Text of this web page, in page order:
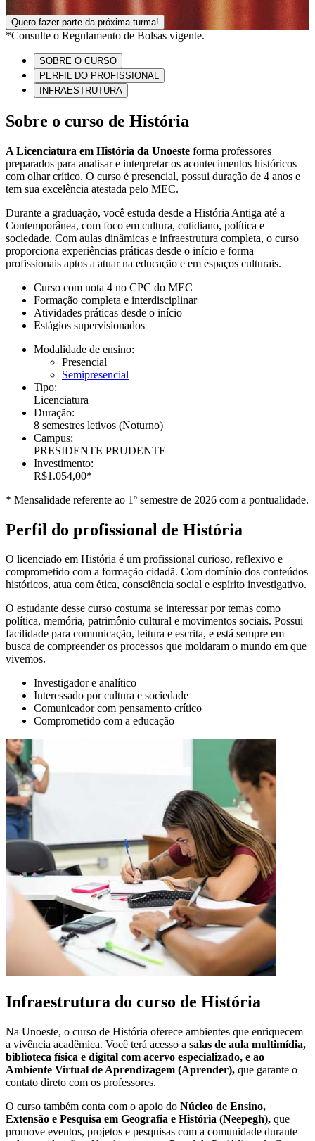
Quero fazer parte da próxima turma!
*Consulte o Regulamento de Bolsas vigente.
SOBRE O CURSO
PERFIL DO PROFISSIONAL
INFRAESTRUTURA
Sobre o curso de História
A Licenciatura em História da Unoeste forma professores
preparados para analisar e interpretar os acontecimentos históricos
com olhar crítico. O curso é presencial, possui duração de 4 anos e
tem sua excelência atestada pelo MEC.
Durante a graduação, você estuda desde a História Antiga até a
Contemporânea, com foco em cultura, cotidiano, política e
sociedade. Com aulas dinâmicas e infraestrutura completa, o curso
proporciona experiências práticas desde o início e forma
profissionais aptos a atuar na educação e em espaços culturais.
Curso com nota 4 no CPC do MEC
Formação completa e interdisciplinar
Atividades práticas desde o início
Estágios supervisionados
Modalidade de ensino:
Presencial
Semipresencial
Tipo:
Licenciatura
Duração:
8 semestres letivos (Noturno)
Campus:
PRESIDENTE PRUDENTE
Investimento:
R$1.054,00*
* Mensalidade referente ao 1º semestre de 2026 com a pontualidade.
Perfil do profissional de História
O licenciado em História é um profissional curioso, reflexivo e
comprometido com a formação cidadã. Com domínio dos conteúdos
históricos, atua com ética, consciência social e espírito investigativo.
O estudante desse curso costuma se interessar por temas como
política, memória, patrimônio cultural e movimentos sociais. Possui
facilidade para comunicação, leitura e escrita, e está sempre em
busca de compreender os processos que moldaram o mundo em que
vivemos.
Investigador e analítico
Interessado por cultura e sociedade
Comunicador com pensamento crítico
Comprometido com a educação
Infraestrutura do curso de História
Na Unoeste, o curso de História oferece ambientes que enriquecem
a vivência acadêmica. Você terá acesso a salas de aula multimídia,
biblioteca física e digital com acervo especializado, e ao
Ambiente Virtual de Aprendizagem (Aprender), que garante o
contato direto com os professores.
O curso também conta com o apoio do Núcleo de Ensino,
Extensão e Pesquisa em Geografia e História (Neepegh), que
promove eventos, projetos e pesquisas com a comunidade durante